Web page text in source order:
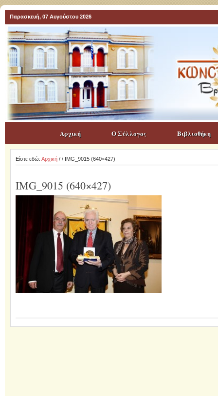
Παρασκευή, 07 Αυγούστου 2026
Αρχική Ο Σύλλογος Βιβλιοθήκη
Είστε εδώ: Αρχική/ / IMG_9015 (640×427)
IMG_9015 (640×427)